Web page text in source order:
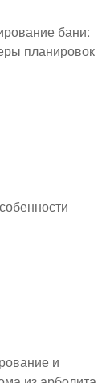
бани:
планировок
и